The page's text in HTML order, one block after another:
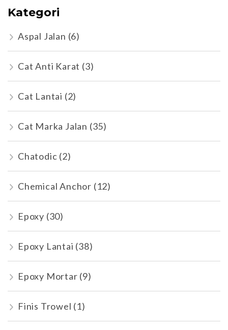
Kategori
Aspal Jalan (6)
Cat Anti Karat (3)
Cat Lantai (2)
Cat Marka Jalan (35)
Chatodic (2)
Chemical Anchor (12)
Epoxy (30)
Epoxy Lantai (38)
Epoxy Mortar (9)
Finis Trowel (1)